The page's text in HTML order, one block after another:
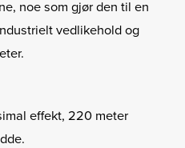
noe som gjør den til en
vedlikehold og
effekt, 220 meter